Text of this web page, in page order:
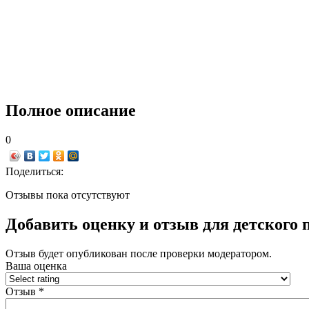
Полное описание
0
Поделиться:
Отзывы пока отсутствуют
Добавить оценку и отзыв для детского
Отзыв будет опубликован после проверки модератором.
Ваша оценка
Отзыв *